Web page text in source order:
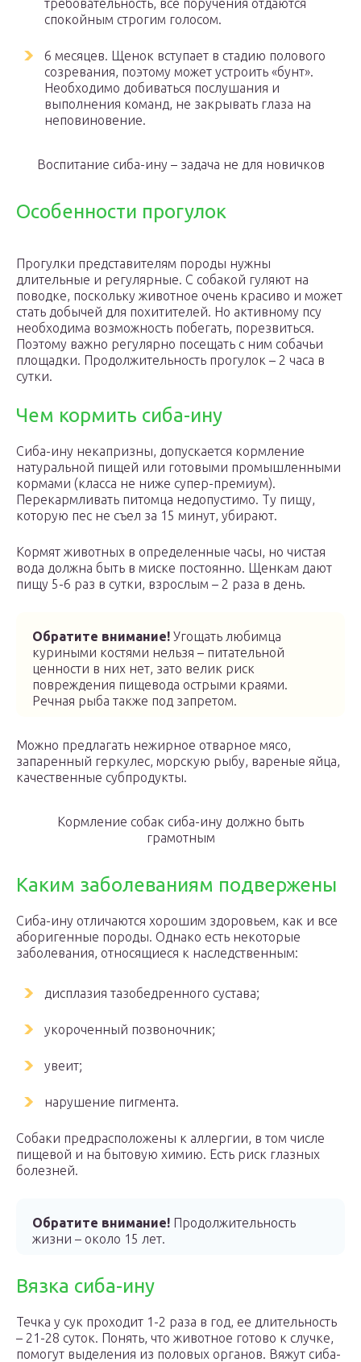
требовательность, все поручения отдаются
спокойным строгим голосом.
6 месяцев. Щенок вступает в стадию полового
созревания, поэтому может устроить «бунт».
Необходимо добиваться послушания и
выполнения команд, не закрывать глаза на
неповиновение.
Воспитание сиба-ину – задача не для новичков
Особенности прогулок
Прогулки представителям породы нужны
длительные и регулярные. С собакой гуляют на
поводке, поскольку животное очень красиво и может
стать добычей для похитителей. Но активному псу
необходима возможность побегать, порезвиться.
Поэтому важно регулярно посещать с ним собачьи
площадки. Продолжительность прогулок – 2 часа в
сутки.
Чем кормить сиба-ину
Сиба-ину некапризны, допускается кормление
натуральной пищей или готовыми промышленными
кормами (класса не ниже супер-премиум).
Перекармливать питомца недопустимо. Ту пищу,
которую пес не съел за 15 минут, убирают.
Кормят животных в определенные часы, но чистая
вода должна быть в миске постоянно. Щенкам дают
пищу 5-6 раз в сутки, взрослым – 2 раза в день.
Обратите внимание! Угощать любимца
куриными костями нельзя – питательной
ценности в них нет, зато велик риск
повреждения пищевода острыми краями.
Речная рыба также под запретом.
Можно предлагать нежирное отварное мясо,
запаренный геркулес, морскую рыбу, вареные яйца,
качественные субпродукты.
Кормление собак сиба-ину должно быть
грамотным
Каким заболеваниям подвержены
Сиба-ину отличаются хорошим здоровьем, как и все
аборигенные породы. Однако есть некоторые
заболевания, относящиеся к наследственным:
дисплазия тазобедренного сустава;
укороченный позвоночник;
увеит;
нарушение пигмента.
Собаки предрасположены к аллергии, в том числе
пищевой и на бытовую химию. Есть риск глазных
болезней.
Обратите внимание! Продолжительность
жизни – около 15 лет.
Вязка сиба-ину
Течка у сук проходит 1-2 раза в год, ее длительность
– 21-28 суток. Понять, что животное готово к случке,
помогут выделения из половых органов. Вяжут сиба-